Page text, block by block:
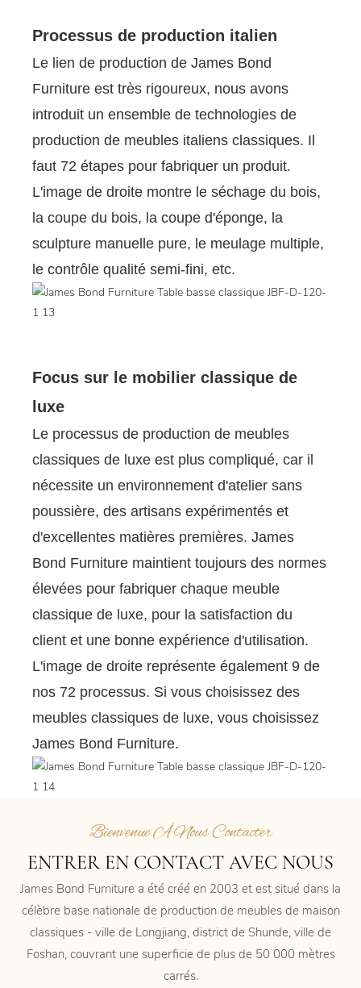
Processus de production italien
Le lien de production de James Bond
Furniture est très rigoureux, nous avons
introduit un ensemble de technologies de
production de meubles italiens classiques. Il
faut 72 étapes pour fabriquer un produit.
L'image de droite montre le séchage du bois,
la coupe du bois, la coupe d'éponge, la
sculpture manuelle pure, le meulage multiple,
le contrôle qualité semi-fini, etc.
Focus sur le mobilier classique de
luxe
Le processus de production de meubles
classiques de luxe est plus compliqué, car il
nécessite un environnement d'atelier sans
poussière, des artisans expérimentés et
d'excellentes matières premières. James
Bond Furniture maintient toujours des normes
élevées pour fabriquer chaque meuble
classique de luxe, pour la satisfaction du
client et une bonne expérience d'utilisation.
L'image de droite représente également 9 de
nos 72 processus. Si vous choisissez des
meubles classiques de luxe, vous choisissez
James Bond Furniture.
Bienvenue À Nous Contacter
ENTRER EN CONTACT AVEC NOUS
James Bond Furniture a été créé en 2003 et est situé dans la
célèbre base nationale de production de meubles de maison
classiques - ville de Longjiang, district de Shunde, ville de
Foshan, couvrant une superficie de plus de 50 000 mètres
carrés.